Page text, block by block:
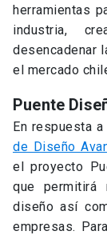
herramientas
industria,
desencadenar
el mercado
Puente
En respuesta
de Diseño
el proyecto
que permitirá
diseño así
empresas.